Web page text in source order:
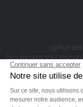
59 Rue
Nos équipes sont
de 9h
Vous êtes médecin et